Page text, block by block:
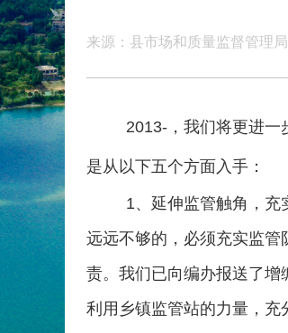
来源：县市场和质量监督管理局
2013-，我们将更进一
是从以下五个方面入手：
1、延伸监管触角，充
远远不够的，必须充实监
责。我们已向编办报送了
利用乡镇监管站的力量，